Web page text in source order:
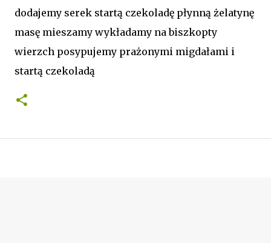
dodajemy serek startą czekoladę płynną żelatynę
masę mieszamy wykładamy na biszkopty
wierzch posypujemy prażonymi migdałami i
startą czekoladą